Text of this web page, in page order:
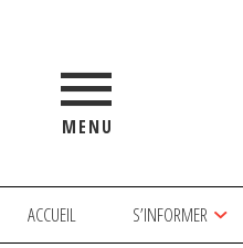
MENU
ACCUEIL S’INFORMER